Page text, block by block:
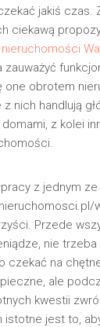
jakiś czas.
ciekawą
zauważyć
one obrotem
nich handlują
z kolei
z jednym ze
Przede
nie
czekać na
ale
kwestii
istotne jest to,